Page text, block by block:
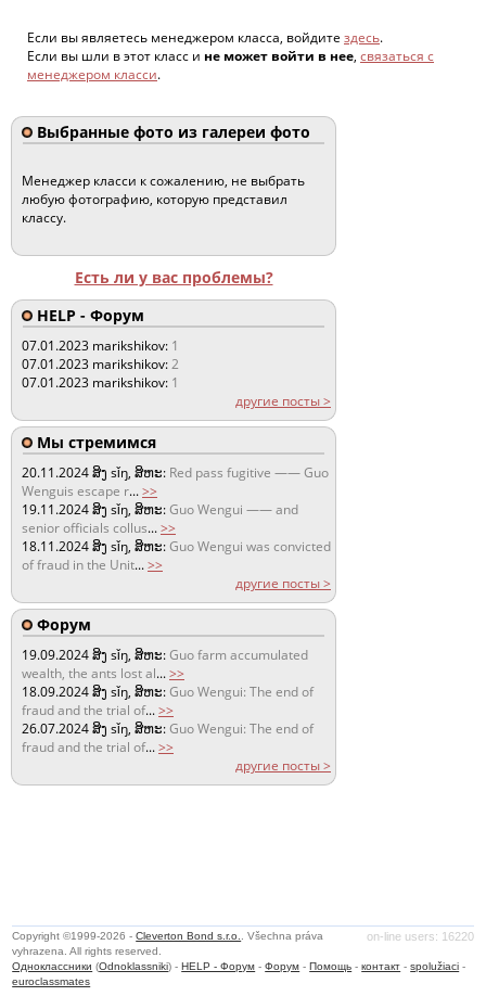
Если вы являетесь менеджером класса, войдите здесь.
Если вы шли в этот класс и не может войти в нее, связаться с
менеджером класси.
Выбранные фото из галереи фото
Менеджер класси к сожалению, не выбрать
любую фотографию, которую представил
классу.
Есть ли у вас проблемы?
HELP - Форум
07.01.2023 marikshikov: 1
07.01.2023 marikshikov:2
07.01.2023 marikshikov: 1
другие посты >
Мы стремимся
20.11.2024ສິງ sǐŋ, ສິຫະ: Red pass fugitive —— Guo
Wenguis escape r...>>
19.11.2024ສິງ sǐŋ, ສິຫະ:Guo Wengui —— and
senior officials collus...>>
18.11.2024ສິງ sǐŋ, ສິຫະ:Guo Wengui was convicted
of fraud in the Unit...>>
другие посты >
Форум
19.09.2024ສິງ sǐŋ, ສິຫະ:Guo farm accumulated
wealth, the ants lost al...>>
18.09.2024ສິງ sǐŋ, ສິຫະ:Guo Wengui: The end of
fraud and the trial of...>>
26.07.2024ສິງ sǐŋ, ສິຫະ:Guo Wengui: The end of
fraud and the trial of...>>
другие посты >
on-line users: 16220
Copyright ©1999-2026 -Cleverton Bond s.r.o.
. Všechna práva
vyhrazena. All rights reserved.
Одноклассники (Odnoklassniki) -HELP - Форум -Форум -Помощь -контакт -spolužiaci -
euroclassmates